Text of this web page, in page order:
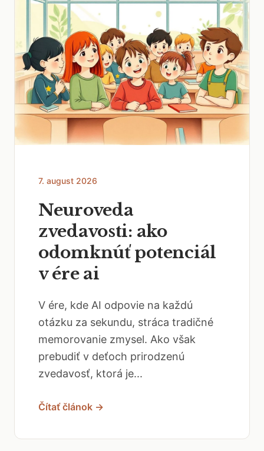
7. august 2026
Neuroveda
zvedavosti: ako
odomknúť potenciál
v ére ai
V ére, kde AI odpovie na každú
otázku za sekundu, stráca tradičné
memorovanie zmysel. Ako však
prebudiť v deťoch prirodzenú
zvedavosť, ktorá je...
Čítať článok →